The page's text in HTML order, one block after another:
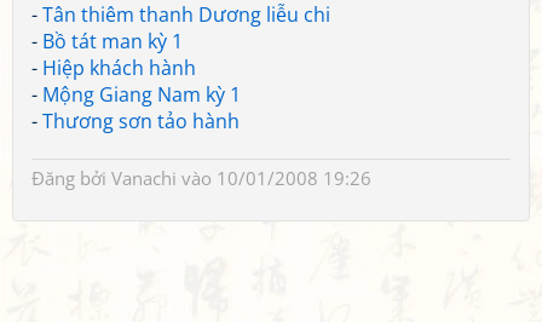
-Tân thiêm thanh Dương liễu chi
- Bồ tát man kỳ 1
- Hiệp khách hành
- Mộng Giang Nam kỳ 1
-Thương sơn tảo hành
Đăng bởi Vanachi vào 10/01/2008 19:26